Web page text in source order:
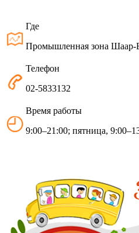
Где
Промышленная зона Шаар-
Телефон
02-5833132
Время работы
9:00–21:00; пятница,